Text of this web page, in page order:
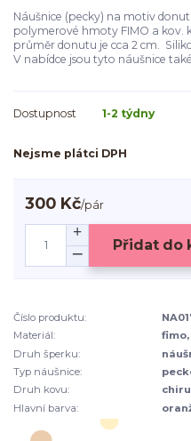
Náušnice (pecky) na motiv
polymerové hmoty FIMO a kov.
průměr donutu je cca 2 cm.
V nabídce jsou tyto
Dostupnost 1-2 týdny
Nejsme plátci DPH
300 Kč/pár
Přidat do
Číslo produktu:
Materiál:
Druh šperku:
Typ náušnice:
Druh kovu:
Hlavní barva: